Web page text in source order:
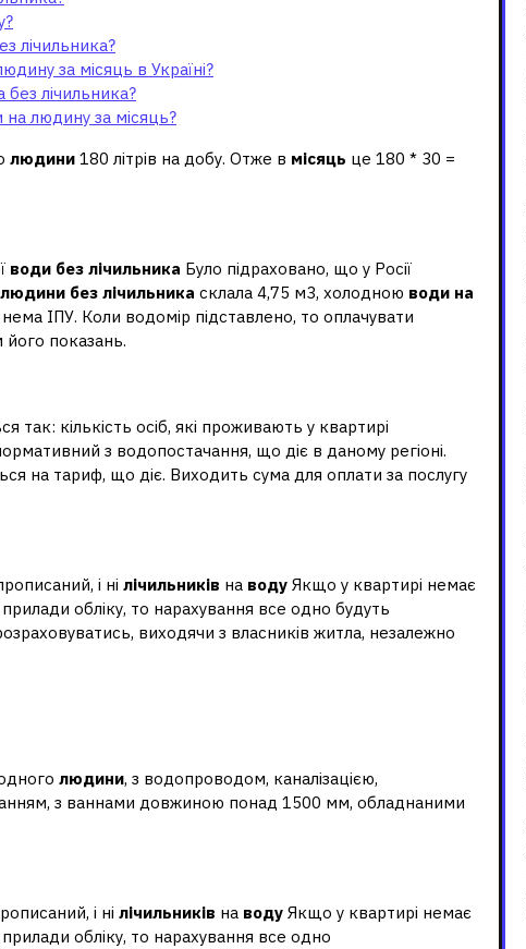
лічильника?
за місяць в Україні?
лічильника?
на людину за місяць?
людини 180 літрів на добу. Отже в місяць це 180 * 30 =
води без лічильника Було підраховано, що у Росії
людини без лічильника склала 4,75 м3, холодною води на
ІПУ. Коли водомір підставлено, то оплачувати
його показань.
кількість осіб, які проживають у квартирі
з водопостачання, що діє в даному регіоні.
на тариф, що діє. Виходить сума для оплати за послугу
і ні лічильників на воду Якщо у квартирі немає
обліку, то нарахування все одно будуть
виходячи з власників житла, незалежно
людини, з водопроводом, каналізацією,
з ваннами довжиною понад 1500 мм, обладнаними
і ні лічильників на воду Якщо у квартирі немає
обліку, то нарахування все одно